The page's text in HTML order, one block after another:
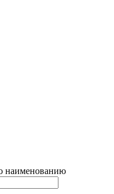
наименованию